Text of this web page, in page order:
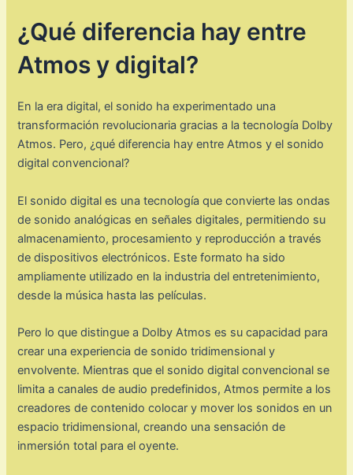
¿Qué diferencia hay entre
Atmos y digital?
En la era digital, el sonido ha experimentado una
transformación revolucionaria gracias a la tecnología Dolby
Atmos. Pero, ¿qué diferencia hay entre Atmos y el sonido
digital convencional?
El sonido digital es una tecnología que convierte las ondas
de sonido analógicas en señales digitales, permitiendo su
almacenamiento, procesamiento y reproducción a través
de dispositivos electrónicos. Este formato ha sido
ampliamente utilizado en la industria del entretenimiento,
desde la música hasta las películas.
Pero lo que distingue a Dolby Atmos es su capacidad para
crear una experiencia de sonido tridimensional y
envolvente. Mientras que el sonido digital convencional se
limita a canales de audio predefinidos, Atmos permite a los
creadores de contenido colocar y mover los sonidos en un
espacio tridimensional, creando una sensación de
inmersión total para el oyente.